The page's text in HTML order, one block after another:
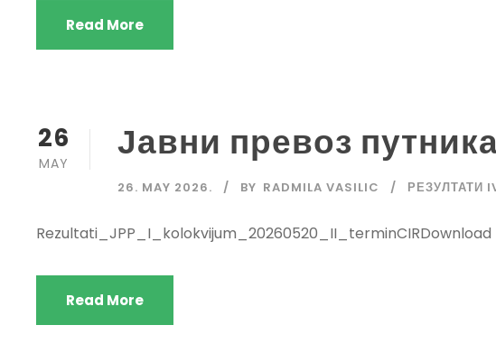
Read More
26
MAY Јавни превоз
26. MAY 2026. BY RADMILA VASILIC РЕЗУЛТАТИ
Rezultati_JPP_I_kolokvijum_20260520_II_terminCIRDownload
Read More